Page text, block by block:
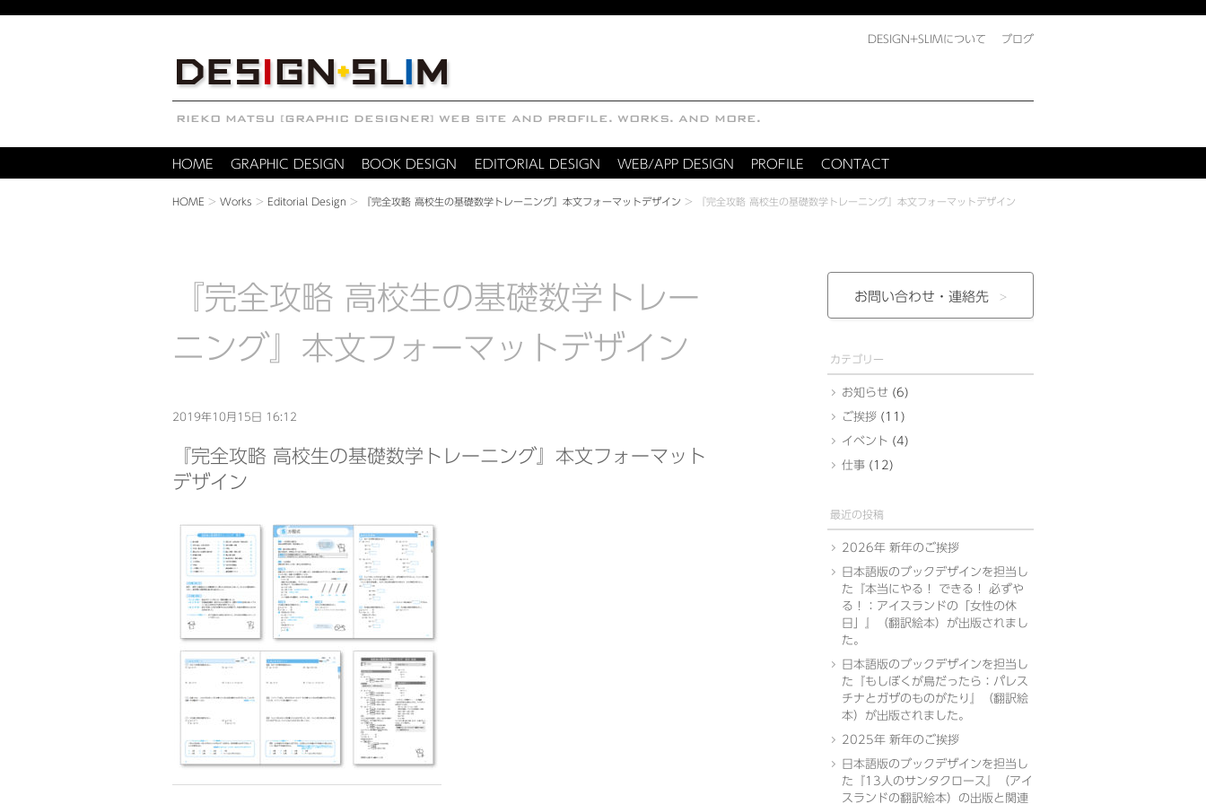
DESIGN+SLIMについて ブログ
HOME GRAPHIC DESIGN BOOK DESIGN EDITORIAL DESIGN WEB/APP DESIGN PROFILE CONTACT
HOME > Works > Editorial Design > 『完全攻略 高校生の基礎数学トレーニング』本文フォーマットデザイン > 『完全攻略 高校生の基礎数学トレーニング』本文フォーマットデザイン
『完全攻略 高校生の基礎数学トレー
ニング』本文フォーマットデザイン
2019年10月15日 16:12
『完全攻略 高校生の基礎数学トレーニング』本文フォーマット
デザイン
お問い合わせ・ 連絡先
カテゴリー
お知らせ (6)
ご挨拶 (11)
イベント (4)
仕事 (12)
最近の投稿
2026年 新年のご挨拶
日本語版のブックデザインを担当し
た『本当にやる！ できる！ 必ずや
る！：アイスランドの「女性の休
日」』（翻訳絵本）が出版されまし
た。
日本語版のブックデザインを担当し
た『もしぼくが鳥だったら：パレス
チナとガザのものがたり』（翻訳絵
本）が出版されました。
2025年 新年のご挨拶
日本語版のブックデザインを担当し
た『13人のサンタクロース』（アイ
スランドの翻訳絵本）の出版と関連